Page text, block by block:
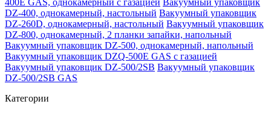
400E GAS, однокамерный с газацией Вакуумный упаковщик
DZ-400, однокамерный, настольный Вакуумный упаковщик
DZ-260D, однокамерный, настольный Вакуумный упаковщик
DZ-800, однокамерный, 2 планки запайки, напольный
Вакуумный упаковщик DZ-500, однокамерный, напольный
Вакуумный упаковщик DZQ-500E GAS с газацией
Вакуумный упаковщик DZ-500/2SB Вакуумный упаковщик
DZ-500/2SB GAS
Категории